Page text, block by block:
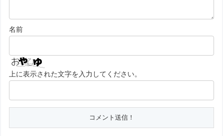
名前
上に表示された文字を入力してください。